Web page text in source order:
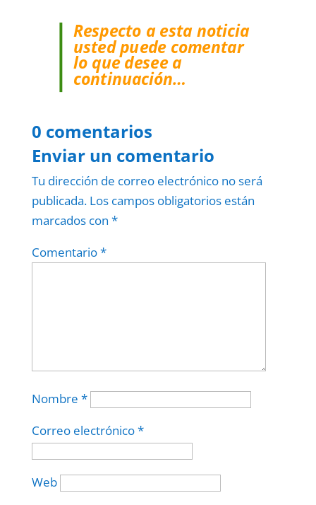
Respecto a esta noticia
usted puede comentar
lo que desee a
continuación…
0 comentarios
Enviar un comentario
Tu dirección de correo electrónico no será
publicada. Los campos obligatorios están
marcados con *
Comentario*
Nombre *
Correo electrónico*
Web